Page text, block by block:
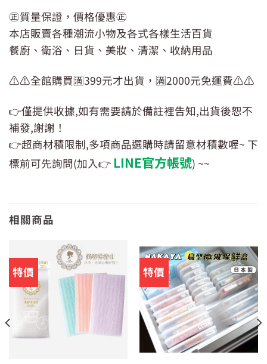
㊣質量保證，價格優惠㊣
本店販賣各種潮流小物及各式各樣生活百貨
餐廚、衛浴、日貨、美妝、清潔、收納用品
⚠️⚠️全館購買🈵399元才出貨，🈵2000元免運費⚠️⚠️
👉僅提供收據,如有需要請於備註裡告知,出貨後恕不
補發,謝謝！
👉超商材積限制,多項商品選購時請留意材積數喔~ 下
標前可先詢問(加入👉 LINE官方帳號) ~~
相關商品
特價 特價